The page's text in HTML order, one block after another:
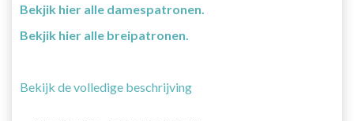
Bekjik hier alle damespatronen.
Bekjik hier alle breipatronen.
Bekijk de volledige beschrijving